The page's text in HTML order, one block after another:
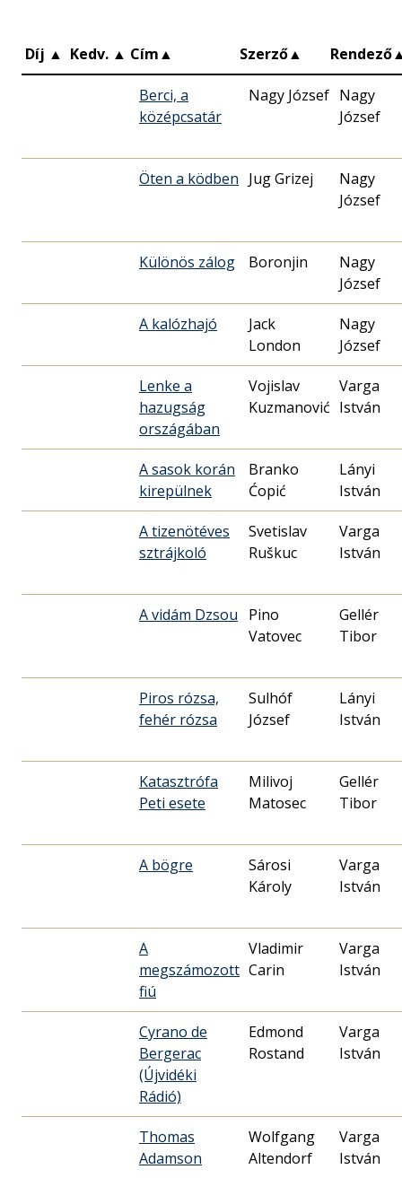
Díj ▲ Kedv. ▲ Cím▲ Szerző▲ Rendező
Berci, a
középcsatár
Nagy József Nagy
József
Öten a ködben Jug Grizej
Nagy
József
Különös zálog Boronjin
Nagy
József
A kalózhajó
Jack
London
Nagy
József
Lenke a
hazugság
országában
Vojislav
Kuzmanović
Varga
István
A sasok korán
kirepülnek
Branko
Ćopić
Lányi
István
A tizenötéves
sztrájkoló
Svetislav
Ruškuc
Varga
István
A vidám Dzsou
Pino
Vatovec
Gellér
Tibor
Piros rózsa,
fehér rózsa
Sulhóf
József
Lányi
István
Katasztrófa
Peti esete
Milivoj
Matosec
Gellér
Tibor
A bögre
Sárosi
Károly
Varga
István
A
megszámozott
fiú
Vladimir
Carin
Varga
István
Cyrano de
Bergerac
(Újvidéki
Rádió)
Edmond
Rostand
Varga
István
Thomas
Adamson
Wolfgang
Altendorf
Varga
István